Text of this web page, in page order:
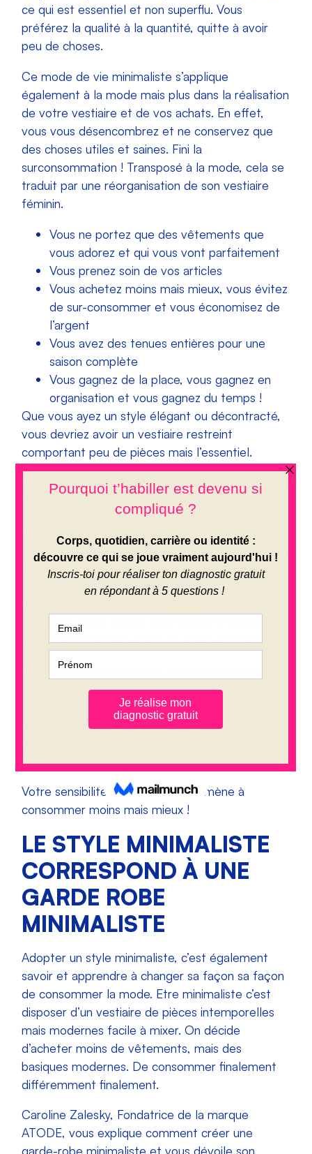
ce qui est essentiel et non superflu. Vous
préférez la qualité à la quantité, quitte à avoir
peu de choses.
Ce mode de vie minimaliste s’applique
également à la mode mais plus dans la réalisation
de votre vestiaire et de vos achats. En effet,
vous vous désencombrez et ne conservez que
des choses utiles et saines. Fini la
surconsommation ! Transposé à la mode, cela se
traduit par une réorganisation de son vestiaire
féminin.
Vous ne portez que des vêtements que
vous adorez et qui vous vont parfaitement
Vous prenez soin de vos articles
Vous achetez moins mais mieux, vous évitez
de sur-consommer et vous économisez de
l’argent
Vous avez des tenues entières pour une
saison complète
Vous gagnez de la place, vous gagnez en
organisation et vous gagnez du temps !
Que vous ayez un style élégant ou décontracté,
vous devriez avoir un vestiaire restreint
comportant peu de pièces mais l’essentiel.
Désormais, votre dressing ressemble un peu à ça
précédemment, c’est qu’ici votre vestiaire n’a pas
forcément l’apparence d’un style minimaliste.
Vous consommez de cette façon mais tout en
Que vous soyez casual, chic ou bien streetwear…
vous consommez la mode de façon minimaliste !
Pour chacun de ces styles, vous vous limitez aux
indispensables car c’est toute la réflexion sur la
consommation qui prime !En effet, v
accordez de l’importance à ce mode de vie dit
voyages, vos transports…
Votre sensibilité à l’éthique vous amène à
consommer moins mais mieux !
LE STYLE MINIMALISTE
CORRESPOND À UNE
GARDE ROBE
MINIMALISTE
Adopter un style minimaliste, c’est également
savoir et apprendre à changer sa façon sa façon
de consommer la mode. Etre minimaliste c’est
disposer d’un vestiaire de pièces intemporelles
mais modernes facile à mixer. On décide
d’acheter moins de vêtements, mais des
basiques modernes. De consommer finalement
différemment finalement.
Caroline Zalesky, Fondatrice de la marque
ATODE, vous explique comment créer une
garde-robe minimaliste et vous dévoile son